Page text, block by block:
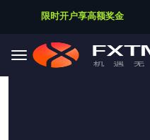
FXTM富拓APP 非凡体验
Skip to main content